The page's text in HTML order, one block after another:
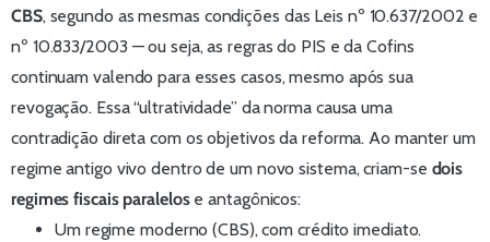
CBS, segundo as mesmas condições das Leis nº 10.637/2002 e
nº 10.833/2003 — ou seja, as regras do PIS e da Cofins
continuam valendo para esses casos, mesmo após sua
revogação. Essa “ultratividade” da norma causa uma
contradição direta com os objetivos da reforma. Ao manter um
regime antigo vivo dentro de um novo sistema, criam-se dois
regimes fiscais paralelose antagônicos:
Um regime moderno (CBS), com crédito imediato.